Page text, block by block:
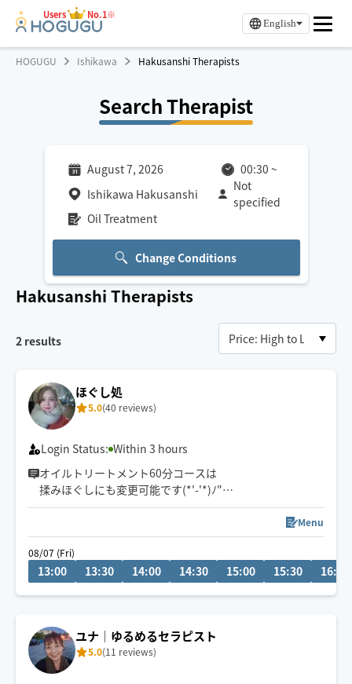
Users No.1※
English
HOGUGU Ishikawa Hakusanshi Therapists
Search Therapist
August 7, 2026 00:30 ~
Ishikawa Hakusanshi
Not
specified
Oil Treatment
Change Conditions
Hakusanshi Therapists
2 results
ほぐし処
5.0(40 reviews)
Login Status: Within 3 hours
オイルトリートメント60分コースは
揉みほぐしにも変更可能です(*'-'*)ﾉ"
市外からのリクエストには交通ヒや移動距離考えますと
少し難しいです。
ぜひ癒しの時間をお届けできたら嬉しいです、よろしく
お願いします(*^_^*)
Menu
08/07 (Fri)
13:00 13:30 14:00 14:30 15:00 15:30 16:00
ユナ│ゆるめるセラピスト
5.0(11 reviews)